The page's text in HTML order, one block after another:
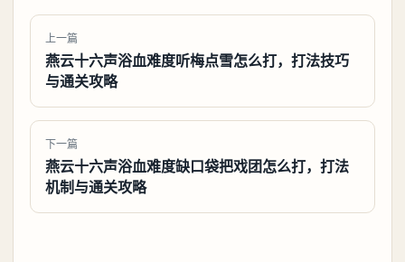
上一篇
燕云十六声浴血难度听梅点雪怎么打，打法技巧
与通关攻略
下一篇
燕云十六声浴血难度缺口袋把戏团怎么打，打法
机制与通关攻略